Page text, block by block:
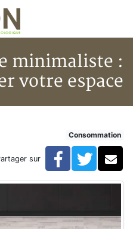
minimaliste :
votre espace
: comment épurer votre
minimaliste :
Consommation
sur Facebook